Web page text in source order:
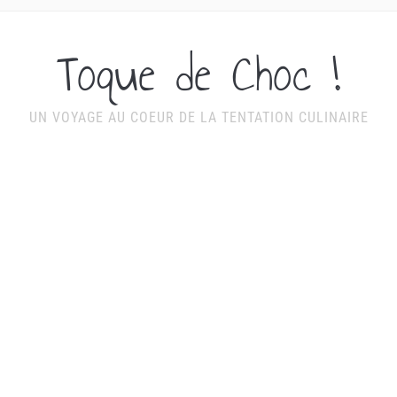
Toque de Choc !
UN VOYAGE AU COEUR DE LA TENTATION CULINAIRE